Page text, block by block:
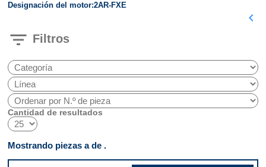
Designación del motor 2AR-FXE
chevron_left
filter_list Filtros
Cantidad de resultados
Mostrando piezas a de .